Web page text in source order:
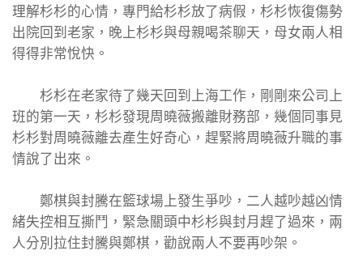
理解杉杉的心情，專門給杉杉放了病假，杉杉恢復傷勢
出院回到老家，晚上杉杉與母親喝茶聊天，母女兩人相
得得非常悅快。
杉杉在老家待了幾天回到上海工作，剛剛來公司上
班的第一天，杉杉發現周曉薇搬離財務部，幾個同事見
杉杉對周曉薇離去產生好奇心，趕緊將周曉薇升職的事
情說了出來。
鄭棋與封騰在籃球場上發生爭吵，二人越吵越凶情
緒失控相互撕鬥，緊急關頭中杉杉與封月趕了過來，兩
人分別拉住封騰與鄭棋，勸說兩人不要再吵架。